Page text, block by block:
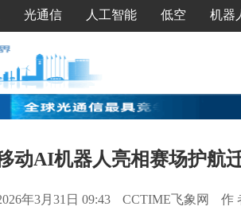
光通信 人工智能 低空 机器
动AI机器人亮相赛场护航
年3月31日 09:43 CCTIME飞象网 作